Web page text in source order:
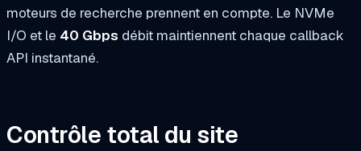
moteurs de recherche prennent en compte. Le NVMe
I/O et le 40 Gbps débit maintiennent chaque callback
API instantané.
Contrôle total du site